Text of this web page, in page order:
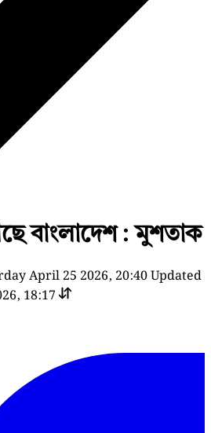
বাংলাদেশ : মুশতাক
April 25 2026, 20:40Updated
18:17